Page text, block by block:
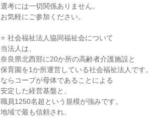
選考には一切関係ありません。
お気軽にご参加ください。
⭐ 社会福祉法人協同福祉会について
当法人は、
奈良県北西部に20か所の高齢者介護施設と
保育園を1か所運営している社会福祉法人です。
ならコープが母体であることによる
安定した経営基盤と、
職員1250名超という規模が強みです。
地域で最も信頼され、